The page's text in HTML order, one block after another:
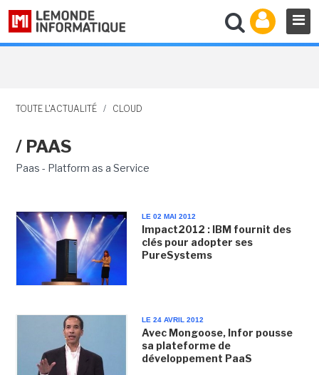
TOUTE L'ACTUALITÉ / CLOUD
/ PAAS
Paas - Platform as a Service
LE 02 MAI 2012
Impact2012 : IBM fournit des
clés pour adopter ses
PureSystems
LE 24 AVRIL 2012
Avec Mongoose, Infor pousse
sa plateforme de
développement PaaS